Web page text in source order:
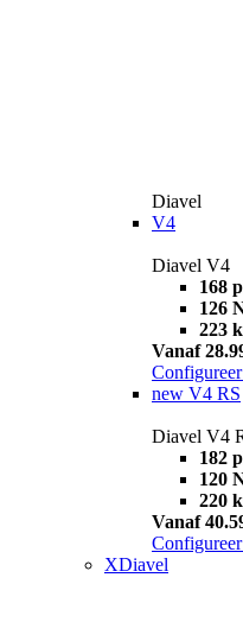
Diavel
V4
Diavel V4
168
126
223
Vanaf
Configureer
new V4 RS
Diavel V4
182
120
220
Vanaf
Configureer
XDiavel